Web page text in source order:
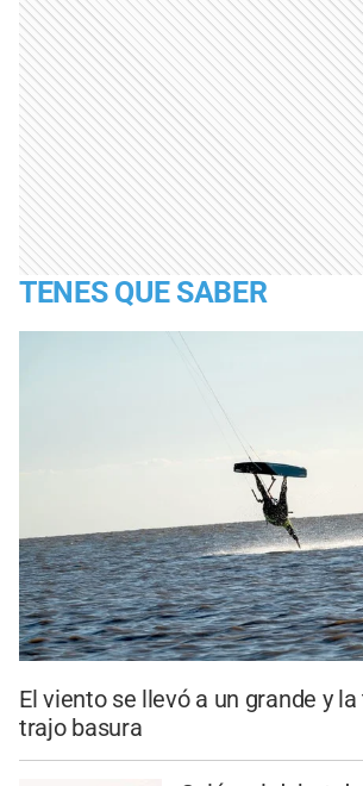
TENES QUE SABER
El viento se llevó a un grande y
trajo basura